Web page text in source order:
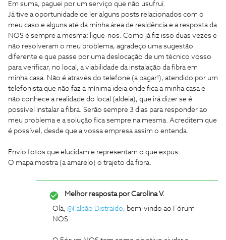
Em suma, paguei por um serviço que não usufruí.
Já tive a oportunidade de ler alguns posts relacionados com o
meu caso e alguns até da minha área de residência e a resposta da
NOS é sempre a mesma: ligue-nos. Como já fiz isso duas vezes e
não resolveram o meu problema, agradeço uma sugestão
diferente e que passe por uma deslocação de um técnico vosso
para verificar, no local, a viabilidade da instalação da fibra em
minha casa. Não é através do telefone (a pagar!), atendido por um
telefonista que não faz a mínima ideia onde fica a minha casa e
não conhece a realidade do local (aldeia), que irá dizer se é
possível instalar a fibra. Serão sempre 3 dias para responder ao
meu problema e a solução fica sempre na mesma. Acreditem que
é possível, desde que a vossa empresa assim o entenda.
Envio fotos que elucidam e representam o que expus.
O mapa mostra (a amarelo) o trajeto da fibra.
Melhor resposta porCarolina V.
Olá, @Falcão Distraído, bem-vindo ao Fórum
NOS.